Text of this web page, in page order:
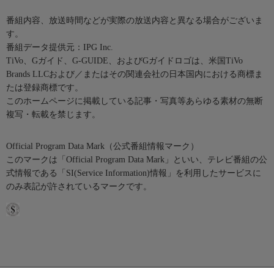
番組内容、放送時間などが実際の放送内容と異なる場合がございま
す。
番組データ提供元：IPG Inc.
TiVo、Gガイド、G-GUIDE、およびGガイドロゴは、米国TiVo
Brands LLCおよび／またはその関連会社の日本国内における商標ま
たは登録商標です。
このホームページに掲載している記事・写真等あらゆる素材の無断
複写・転載を禁じます。
Official Program Data Mark（公式番組情報マーク）
このマークは「Official Program Data Mark」といい、テレビ番組の公
式情報である「SI(Service Information)情報」を利用したサービスに
のみ表記が許されているマークです。